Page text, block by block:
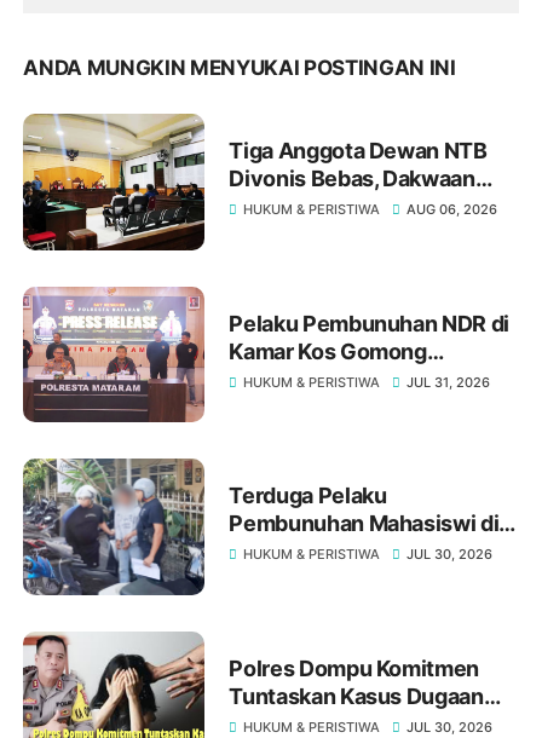
ANDA MUNGKIN MENYUKAI POSTINGAN INI
Tiga Anggota Dewan NTB
Divonis Bebas, Dakwaan
Pasal Gratifikasi Oleh JPU
HUKUM & PERISTIWA AUG 06, 2026
Pelaku Pembunuhan NDR di
Kamar Kos Gomong
Mataram Ternyata Residivis
HUKUM & PERISTIWA JUL 31, 2026
Terduga Pelaku
Pembunuhan Mahasiswi di
Gomong Akhirnya Ditangkap
HUKUM & PERISTIWA JUL 30, 2026
Polres Dompu Komitmen
Tuntaskan Kasus Dugaan
Pencabulan di Manggelewa
HUKUM & PERISTIWA JUL 30, 2026